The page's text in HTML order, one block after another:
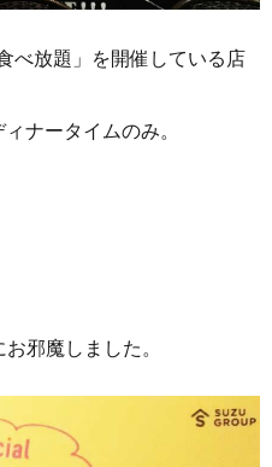
べ放題」を開催している店
ナータイムのみ。
邪魔しました。